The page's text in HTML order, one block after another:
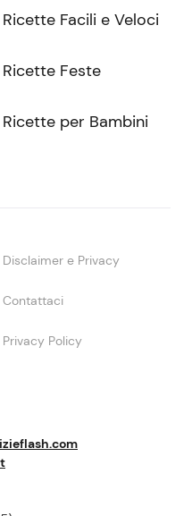
Ricette Facili e Veloci
Ricette Feste
Ricette per Bambini
Disclaimer e Privacy
Contattaci
Privacy Policy